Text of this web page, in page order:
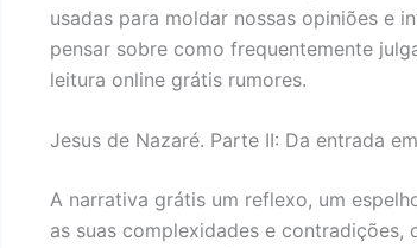
usadas para moldar nossas opiniões e
pensar sobre como frequentemente
leitura online grátis rumores.
Jesus de Nazaré. Parte II: Da entrada
A narrativa grátis um reflexo, um
as suas complexidades e